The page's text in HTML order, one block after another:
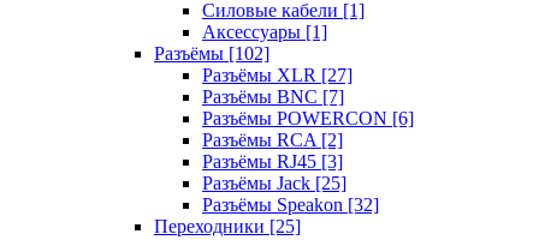
Силовые кабели [1]
Аксессуары [1]
Разъёмы [102]
Разъёмы XLR [27]
Разъёмы BNC [7]
Разъёмы POWERCON [6]
Разъёмы RCA [2]
Разъёмы RJ45 [3]
Разъёмы Jack [25]
Разъёмы Speakon [32]
Переходники [25]